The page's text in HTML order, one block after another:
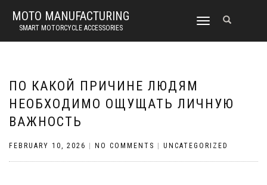
MOTO MANUFACTURING
SMART MOTORCYCLE ACCESSORIES
TOGGLE
ПО КАКОЙ ПРИЧИНЕ ЛЮДЯМ
НЕОБХОДИМО ОЩУЩАТЬ ЛИЧНУЮ
ВАЖНОСТЬ
FEBRUARY 10, 2026 NO COMMENTS UNCATEGORIZED